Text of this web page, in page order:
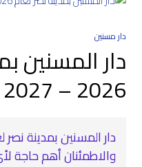
دار مسنين
دار المسنين
2026 – 2027
والاطمئنان أهم